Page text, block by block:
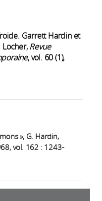
Garrett Hardin et
Locher,Revue
, vol. 60 (1),
», G. Hardin,
vol. 162 : 1243-